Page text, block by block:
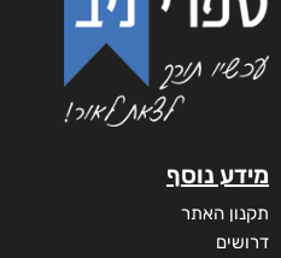
מידע נוסף
תקנון האתר
דרושים